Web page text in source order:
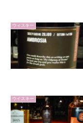
ウィスキー
ウイスキー